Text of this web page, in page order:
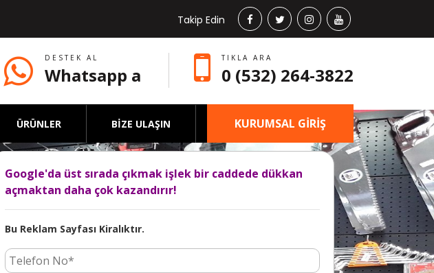
Takip Edin
DESTEK AL
Whatsapp a
TIKLA ARA
0 (532) 264-3822
ÜRÜNLER BİZE ULAŞIN KURUMSAL GİRİŞ
Google'da üst sırada çıkmak işlek bir caddede dükkan
açmaktan daha çok kazandırır!
Bu Reklam Sayfası Kiralıktır.